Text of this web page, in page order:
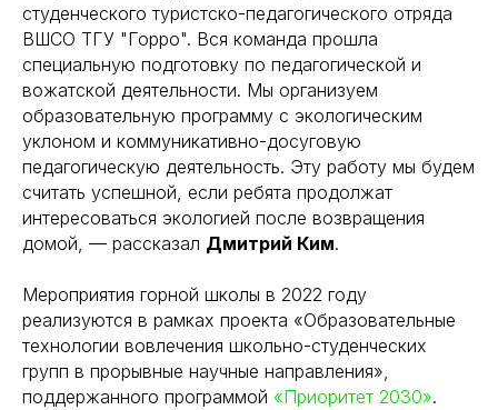
студенческого туристско-педагогического отряда
ВШСО ТГУ "Горро". Вся команда прошла
специальную подготовку по педагогической и
вожатской деятельности. Мы организуем
образовательную программу с экологическим
уклоном и коммуникативно-досуговую
педагогическую деятельность. Эту работу мы будем
считать успешной, если ребята продолжат
интересоваться экологией после возвращения
домой, — рассказал Дмитрий Ким.
Мероприятия горной школы в 2022 году
реализуются в рамках проекта «Образовательные
технологии вовлечения школьно-студенческих
групп в прорывные научные направления»,
поддержанного программой «Приоритет 2030».